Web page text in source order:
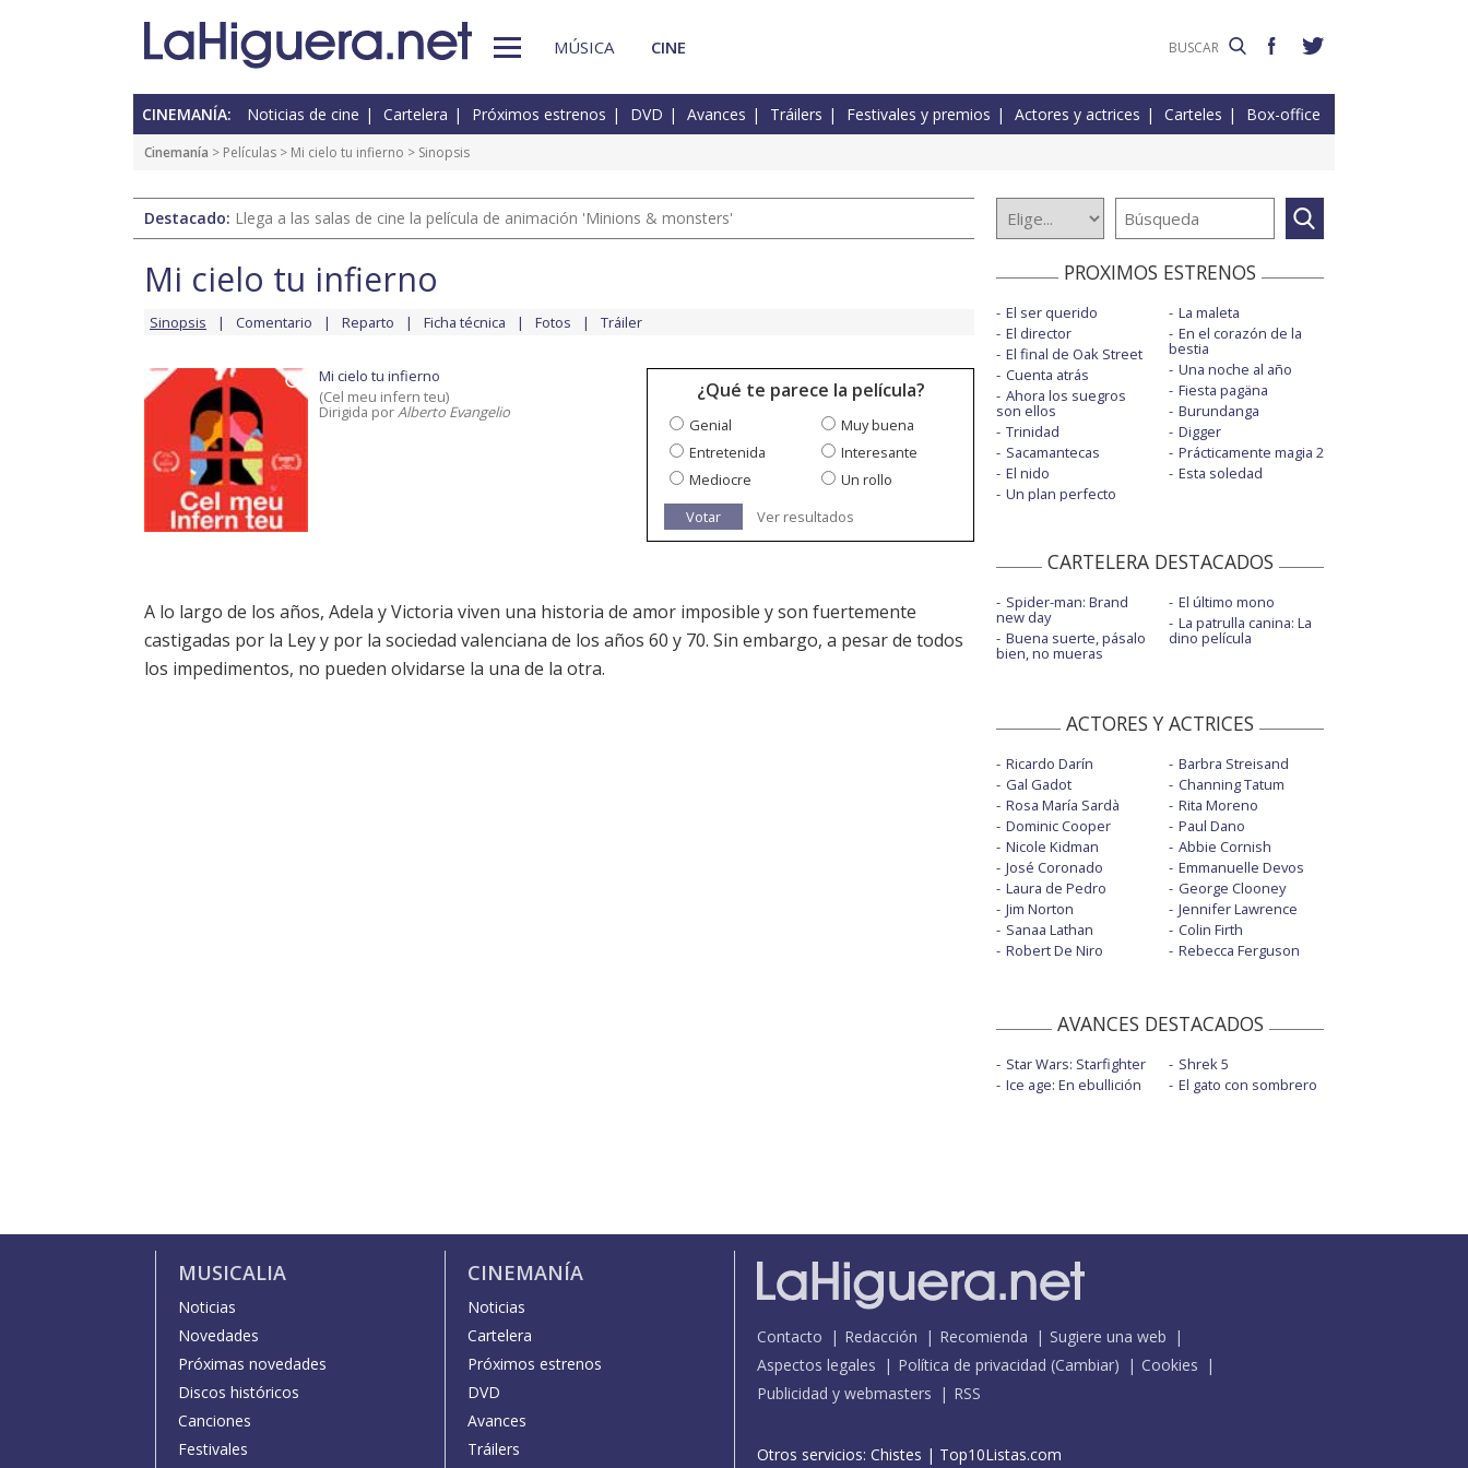
MÚSICA CINE
CINEMANÍA: Noticias de cine Cartelera Próximos estrenos DVD Avances Tráilers Festivales y premios Actores y actrices Carteles Box-office
Cinemanía > Películas > Mi cielo tu infierno > Sinopsis
Destacado: Llega a las salas de cine la película de animación 'Minions & monsters'
Mi cielo tu infierno
Sinopsis Comentario Reparto Ficha técnica Fotos Tráiler
Mi cielo tu infierno
(Cel meu infern teu)
Dirigida porAlberto Evangelio
¿Qué te parece la película?
Genial
Muy buena
Entretenida
Interesante
Mediocre
Un rollo
Votar
Ver resultados
A lo largo de los años, Adela y Victoria viven una historia de amor imposible y son fuertemente
castigadas por la Ley y por la sociedad valenciana de los años 60 y 70. Sin embargo, a pesar de todos
los impedimentos, no pueden olvidarse la una de la otra.
PROXIMOS ESTRENOS
El ser querido
El director
El final de Oak Street
Cuenta atrás
Ahora los suegros
son ellos
Trinidad
Sacamantecas
El nido
Un plan perfecto
La maleta
En el corazón de la
bestia
Una noche al año
Fiesta pagäna
Burundanga
Digger
Prácticamente magia 2
Esta soledad
CARTELERA DESTACADOS
Spider-man: Brand
new day
Buena suerte, pásalo
bien, no mueras
El último mono
La patrulla canina: La
dino película
ACTORES Y ACTRICES
Ricardo Darín
Gal Gadot
Rosa María Sardà
Dominic Cooper
Nicole Kidman
José Coronado
Laura de Pedro
Jim Norton
Sanaa Lathan
Robert De Niro
Barbra Streisand
Channing Tatum
Rita Moreno
Paul Dano
Abbie Cornish
Emmanuelle Devos
George Clooney
Jennifer Lawrence
Colin Firth
Rebecca Ferguson
AVANCES DESTACADOS
Star Wars: Starfighter
Ice age: En ebullición
Shrek 5
El gato con sombrero
MUSICALIA
Noticias
Novedades
Próximas novedades
Discos históricos
Canciones
Festivales
CINEMANÍA
Noticias
Cartelera
Próximos estrenos
DVD
Avances
Tráilers
Contacto Redacción Recomienda
Sugiere una web
Aspectos legales
Política de privacidad (Cambiar)
Cookies
Publicidad y webmasters
RSS
Otros servicios: Chistes | Top10Listas.com